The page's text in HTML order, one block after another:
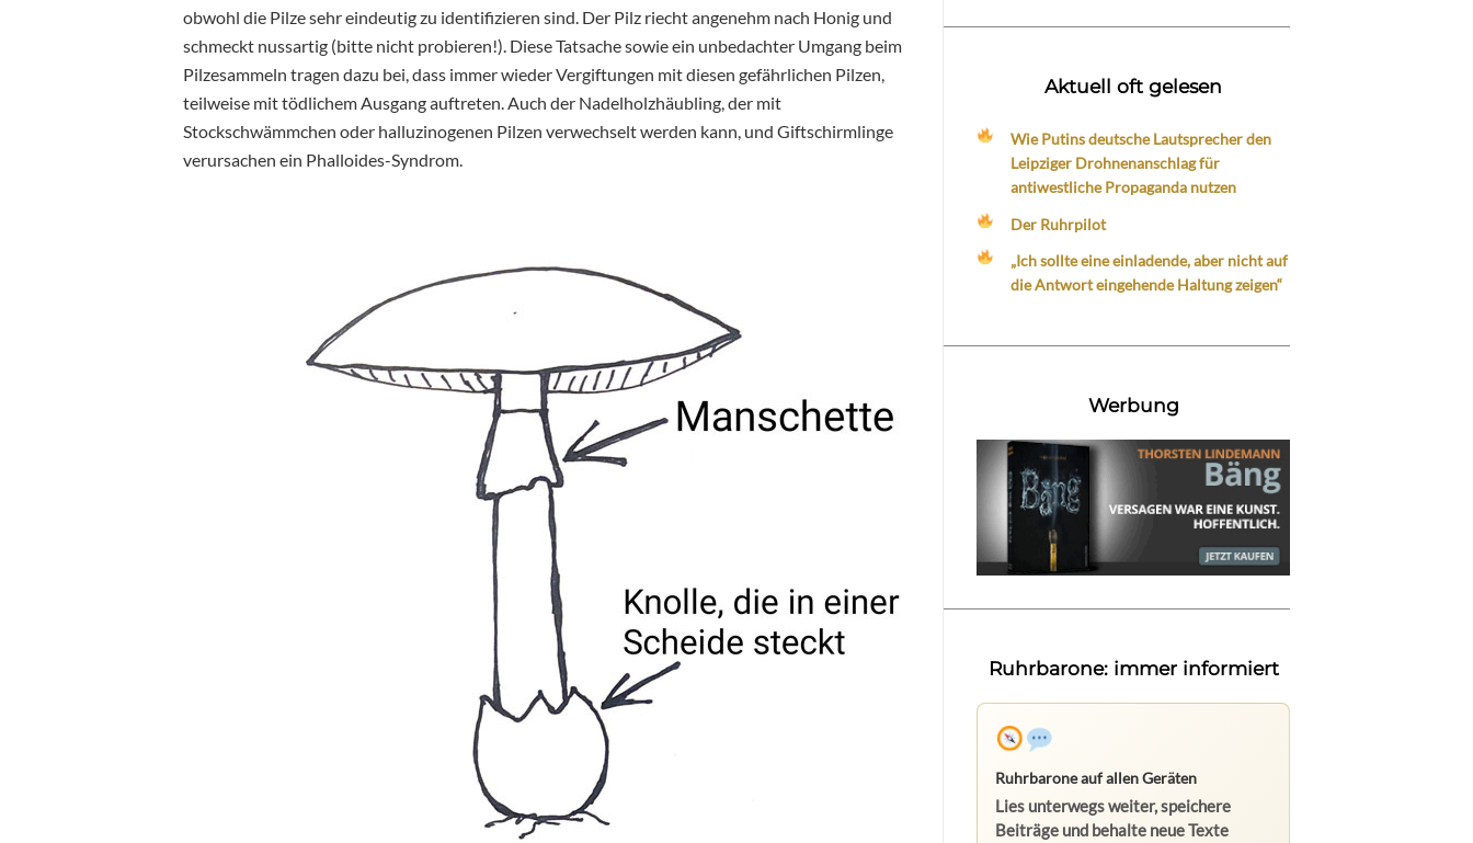
obwohl die Pilze sehr eindeutig zu identifizieren sind. Der Pilz riecht angenehm nach Honig und
schmeckt nussartig (bitte nicht probieren!). Diese Tatsache sowie ein unbedachter Umgang beim
Pilzesammeln tragen dazu bei, dass immer wieder Vergiftungen mit diesen gefährlichen Pilzen,
teilweise mit tödlichem Ausgang auftreten. Auch der Nadelholzhäubling, der mit
Stockschwämmchen oder halluzinogenen Pilzen verwechselt werden kann, und Giftschirmlinge
verursachen ein Phalloides-Syndrom.
Aktuell oft gelesen
Wie Putins deutsche Lautsprecher den
Leipziger Drohnenanschlag für
antiwestliche Propaganda nutzen
Der Ruhrpilot
„Ich sollte eine einladende, aber nicht auf
die Antwort eingehende Haltung zeigen“
Werbung
Ruhrbarone: immer informiert
Ruhrbarone auf allen Geräten
Lies unterwegs weiter, speichere
Beiträge und behalte neue Texte